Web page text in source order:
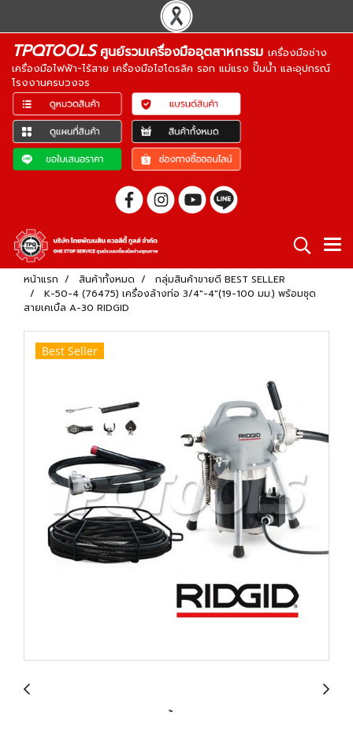
TPQTOOLSศูนย์รวมเครื่องมืออุตสาหกรรม เครื่องมือช่าง
เครื่องมือไฟฟ้า-ไร้สาย เครื่องมือไฮโดรลิค รอก แม่แรง ปั๊มน้ำ และอุปกรณ์
โรงงานครบวงจร
หน้าแรก สินค้าทั้งหมด
กลุ่มสินค้าขายดี BEST SELLER
K-50-4 (76475) เครื่องล้างท่อ 3/4"-4"(19-100 มม.) พร้อมชุด
สายเคเบิ้ล A-30 RIDGID
Best Seller